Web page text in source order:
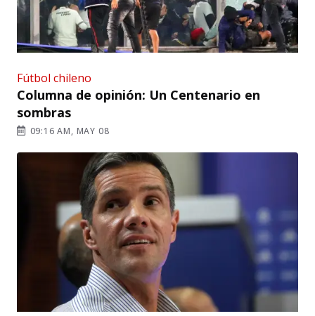
Fútbol chileno
Columna de opinión: Un Centenario en
sombras
09:16 AM, MAY 08